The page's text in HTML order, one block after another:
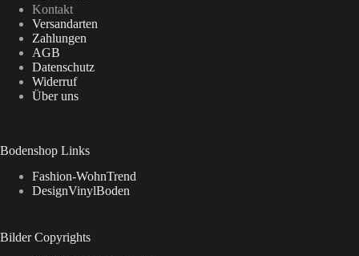
Kontakt
Versandarten
Zahlungen
AGB
Datenschutz
Widerruf
Über uns
Bodenshop Links
Fashion-WohnTrend
DesignVinylBoden
Bilder Copyrights